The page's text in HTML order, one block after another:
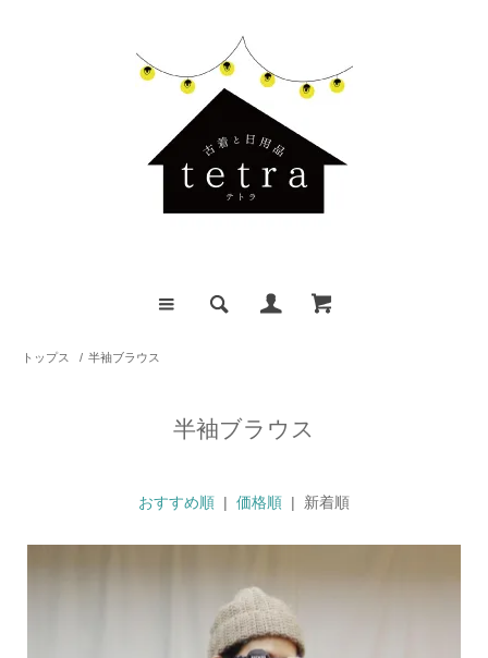
トップス / 半袖ブラウス
半袖ブラウス
おすすめ順 | 価格順 | 新着順